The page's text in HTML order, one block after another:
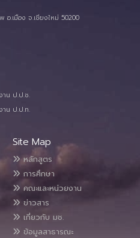
อ.เมือง จ.เชียงใหม่ 50200
าน ป.ป.ช.
าน ป.ป.ท.
Site Map
หลักสูตร
การศึกษา
คณะและหน่วยงาน
ข่าวสาร
เกี่ยวกับ มช.
ข้อมูลสาธารณะ